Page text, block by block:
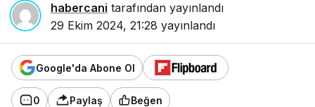
habercani tarafından yayınlandı
29 Ekim 2024, 21:28 yayınlandı
Google'da Abone Ol
0 Paylaş Beğen